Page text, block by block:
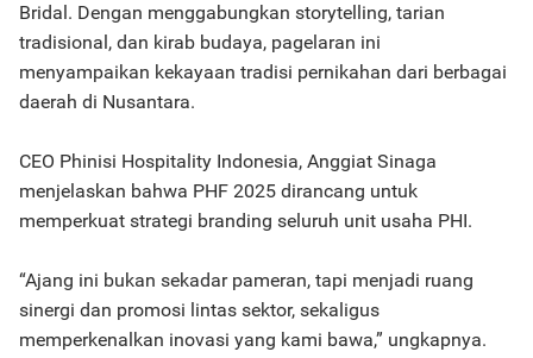
Bridal. Dengan menggabungkan storytelling, tarian
tradisional, dan kirab budaya, pagelaran ini
menyampaikan kekayaan tradisi pernikahan dari berbagai
daerah di Nusantara.
CEO Phinisi Hospitality Indonesia, Anggiat Sinaga
menjelaskan bahwa PHF 2025 dirancang untuk
memperkuat strategi branding seluruh unit usaha PHI.
“Ajang ini bukan sekadar pameran, tapi menjadi ruang
sinergi dan promosi lintas sektor, sekaligus
memperkenalkan inovasi yang kami bawa,” ungkapnya.